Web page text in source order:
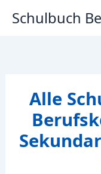
InhaltSchulbuch
Alle